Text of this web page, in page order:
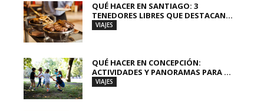
QUÉ HACER EN SANTIAGO: 3
TENEDORES LIBRES QUE DESTACAN...
VIAJES
QUÉ HACER EN CONCEPCIÓN:
ACTIVIDADES Y PANORAMAS PARA ...
VIAJES